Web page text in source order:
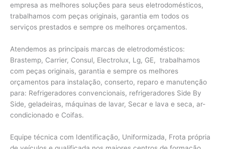
empresa as melhores soluções para seus eletrodomésticos,
trabalhamos com peças originais, garantia em todos os
serviços prestados e sempre os melhores orçamentos.
Atendemos as principais marcas de eletrodomésticos:
Brastemp, Carrier, Consul, Electrolux, Lg, GE, trabalhamos
com peças originais, garantia e sempre os melhores
orçamentos para instalação, conserto, reparo e manutenção
para: Refrigeradores convencionais, refrigeradores Side By
Side, geladeiras, máquinas de lavar, Secar e lava e seca, ar-
condicionado e Coifas.
Equipe técnica com Identificação, Uniformizada, Frota própria